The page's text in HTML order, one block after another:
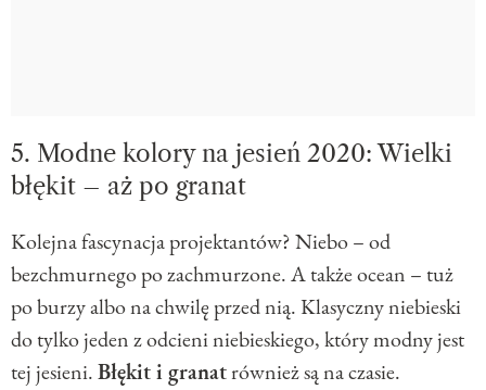
5. Modne kolory na jesień 2020: Wielki
błękit – aż po granat
Kolejna fascynacja projektantów? Niebo – od
bezchmurnego po zachmurzone. A także ocean – tuż
po burzy albo na chwilę przed nią. Klasyczny niebieski
do tylko jeden z odcieni niebieskiego, który modny jest
tej jesieni.Błękit i granatrównież są na czasie.